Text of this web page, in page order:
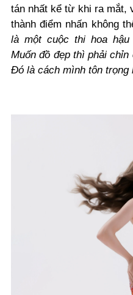
tán nhất kể từ khi ra mắt,
thành điểm nhấn không
là một cuộc thi hoa
Muốn đồ đẹp thì phải
Đó là cách mình tôn trọng